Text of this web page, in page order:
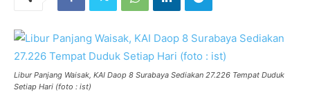
Libur Panjang Waisak, KAI Daop 8 Surabaya Sediakan 27.226 Tempat Duduk
Setiap Hari (foto : ist)